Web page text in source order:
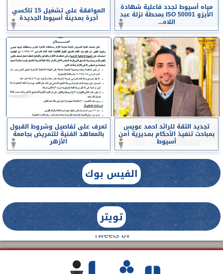
مياه أسيوط تجدد فاعلية شهادة
الأيزو ISO 50001 بمحطة نزلة عبد
اللاه...
الموافقة على تشغيل 15 تاكسي
أجرة بمدينة أسيوط الجديدة
تجديد الثقة للرائد احمد عويس
بمباحث تنفيذ الأحكام بمديرية أمن
أسيوط
تعرف على تفاصيل وشروط القبول
بالمعاهد الفنية للتمريض بجامعة
الأزهر
الفيس بوك
تويتر
Tweets by